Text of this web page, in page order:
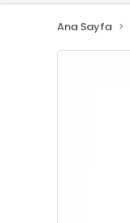
Ana Sayfa